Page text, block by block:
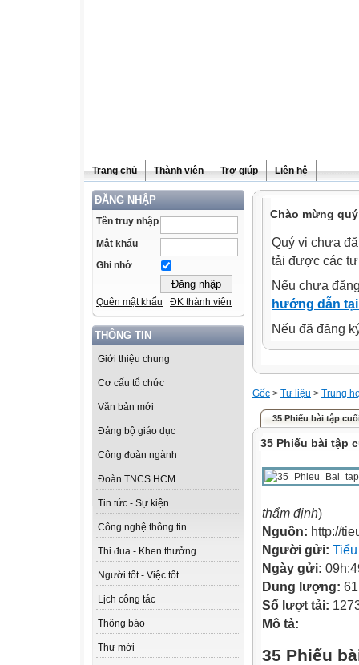
Trang chủ Thành viên Trợ giúp Liên hệ
ĐĂNG NHẬP
Tên truy nhập
Mật khẩu
Ghi nhớ
Quên mật khẩu ĐK thành viên
THÔNG TIN
Giới thiệu chung
Cơ cấu tổ chức
Văn bản mới
Đảng bộ giáo dục
Công đoàn ngành
Đoàn TNCS HCM
Tin tức - Sự kiện
Công nghệ thông tin
Thi đua - Khen thưởng
Người tốt - Việc tốt
Lịch công tác
Thông báo
Thư mời
Chào mừng
Quý vị chưa
tải được các
Nếu chưa
hướng dẫn
Nếu đã đăng
Gốc > Tư liệu > Trung
35 Phiếu bài tập
35 Phiếu bài tập
thẩm định)
Nguồn: http://
Người gửi:
Ngày gửi:
Dung lượng:
Số lượt tải:
Mô tả:
35 Phiếu